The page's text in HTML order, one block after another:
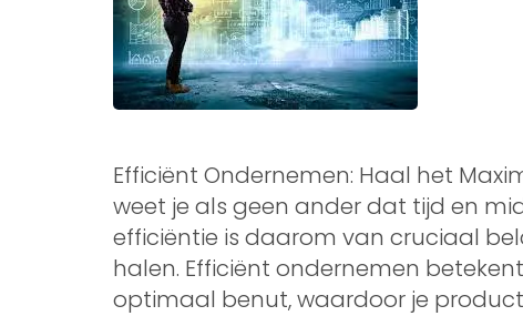
Efficiënt Ondernemen: Haal het
weet je als geen ander dat tijd en
efficiëntie is daarom van cruciaal
halen. Efficiënt ondernemen
optimaal benut, waardoor je